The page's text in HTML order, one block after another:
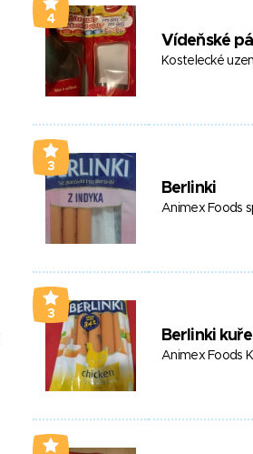
4
Vídeňské
Kostelecké
3
Berlinki
Animex Foods
3
Berlinki
Animex Foods